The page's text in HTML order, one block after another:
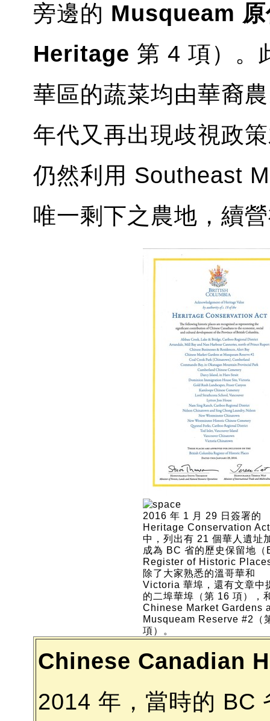
旁邊的 Musqueam 原
Heritage 第 4 項）。
華區的蔬菜均由華裔
年代又再出現歧視政
仍然利用 Southeast
唯一剩下之農地，續
2016 年 1 月 29 日簽署的
Heritage Conservation Act
中，列出有 21 個華人遺址
成為 BC 省的歷史保留地（
Register of Historic
除了大家熟悉的溫哥華和
Victoria 華埠，還有文章中
的二埠華埠（第 16 項），
Chinese Market Gardens
Musqueam Reserve #2（
項）。
Chinese Canadian
2014 年，當時的 BC